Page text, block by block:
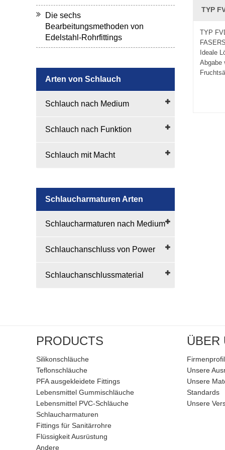
Die sechs
Bearbeitungsmethoden von
Edelstahl-Rohrfittings
Arten von Schlauch
Schlauch nach Medium
Schlauch nach Funktion
Schlauch mit Macht
Schlaucharmaturen Arten
Schlaucharmaturen nach Medium
Schlauchanschluss von Power
Schlauchanschlussmaterial
TYP
TYP
Ideale
Abgabe
PRODUCTS
Silikonschläuche
Teflonschläuche
PFA ausgekleidete Fittings
Lebensmittel Gummischläuche
Lebensmittel PVC-Schläuche
Schlaucharmaturen
Fittings für Sanitärrohre
Flüssigkeit Ausrüstung
Andere
ÜBER
Firmenprofil
Unsere
Unsere
Standards
Unsere